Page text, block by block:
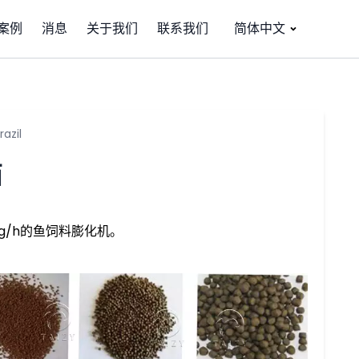
例 消息 关于我们 联系我们 简体中文
的鱼饲料膨化机。